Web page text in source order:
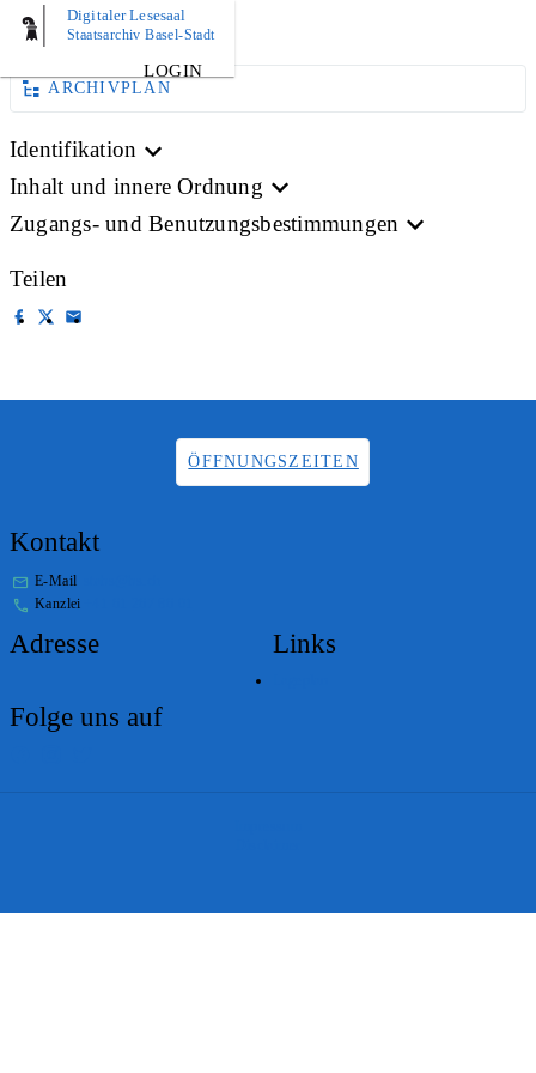
Digitaler Lesesaal
Staatsarchiv Basel-Stadt
LOGIN
BILD
ARCHIVPLAN
Identifikation
Inhalt und innere Ordnung
Zugangs- und Benutzungsbestimmungen
Teilen
ÖFFNUNGSZEITEN
Kontakt
E-Mail
Kanzlei
Adresse Links
Folge uns auf